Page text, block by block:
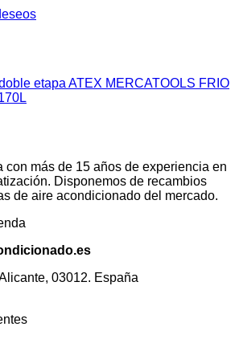
etapa ATEX MERCATOOLS FRIO
con más de 15 años de experiencia en
Disponemos de recambios
de aire acondicionado del mercado.
03012. España